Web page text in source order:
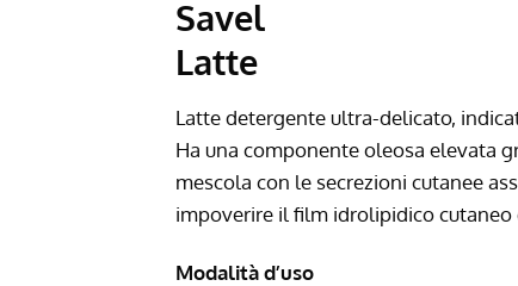
Savel
Latte
Latte detergente ultra-delicato,
Ha una componente oleosa elevata
mescola con le secrezioni cutanee
impoverire il film idrolipidico cutaneo
Modalità d’uso